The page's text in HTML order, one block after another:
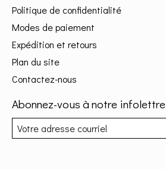
Politique de confidentialité
Modes de paiement
Expédition et retours
Plan du site
Contactez-nous
Abonnez-vous à notre infolettre